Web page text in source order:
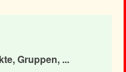
Gruppen, ...